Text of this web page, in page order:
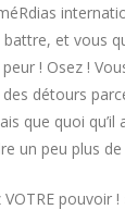
et vous
! Osez !
détours
que quoi
un peu plus
pouvoir !